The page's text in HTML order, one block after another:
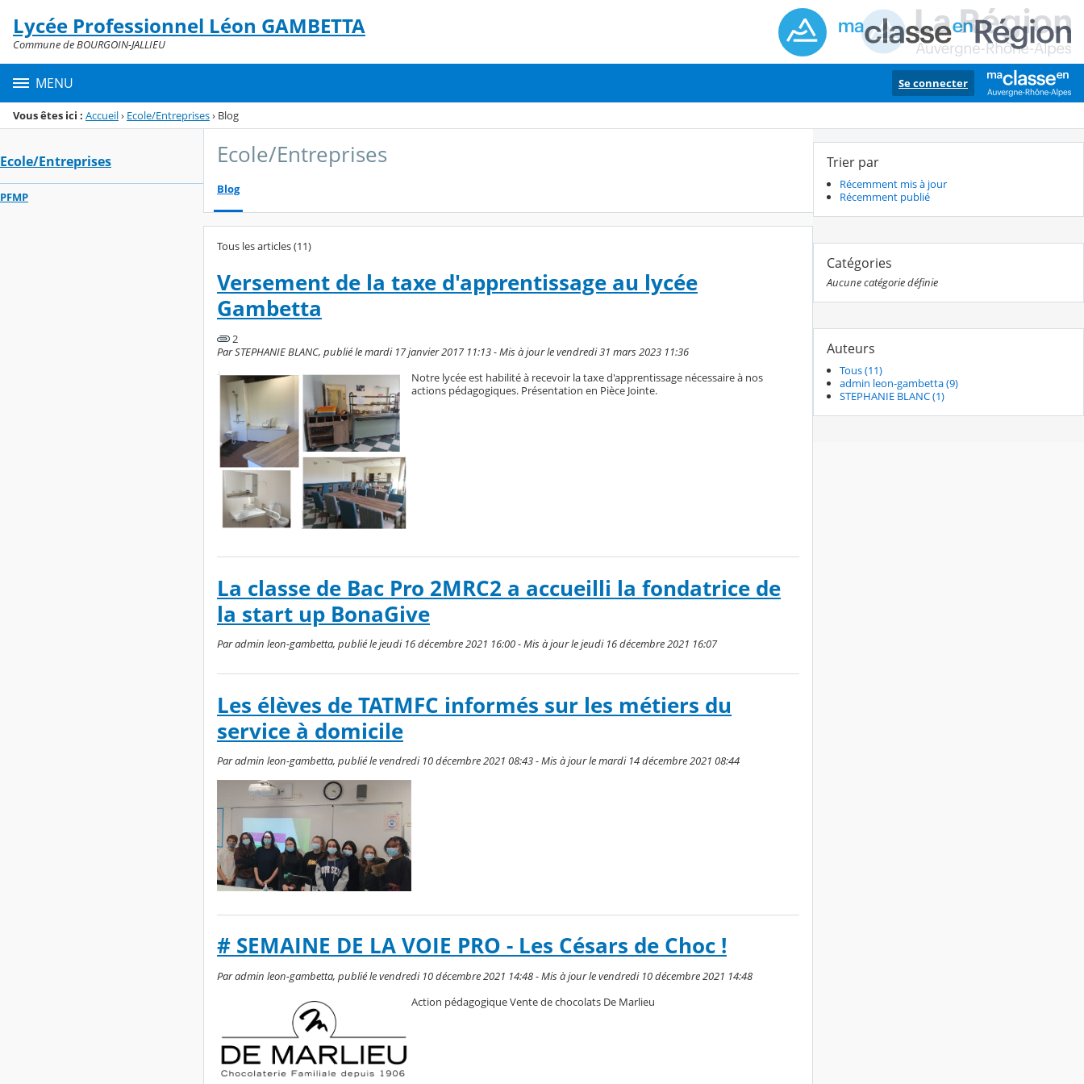
Menu de la rubrique
Contenu
Lycée Professionnel Léon GAMBETTA
Commune de BOURGOIN-JALLIEU
MENU Se connecter
Vous êtes ici : Accueil› Ecole/Entreprises› Blog
Ecole/Entreprises
PFMP
Ecole/Entreprises
Blog
Tous les articles (11)
Versement de la taxe d'apprentissage au lycée
Gambetta
2
Par STEPHANIE BLANC, publié le mardi 17 janvier 2017 11:13 - Mis à jour le vendredi 31 mars 2023 11:36
Notre lycée est habilité à recevoir la taxe d'apprentissage nécessaire à nos
actions pédagogiques. Présentation en Pièce Jointe.
La classe de Bac Pro 2MRC2 a accueilli la fondatrice de
la start up BonaGive
Par admin leon-gambetta, publié le jeudi 16 décembre 2021 16:00 - Mis à jour le jeudi 16 décembre 2021 16:07
Les élèves de TATMFC informés sur les métiers du
service à domicile
Par admin leon-gambetta, publié le vendredi 10 décembre 2021 08:43 - Mis à jour le mardi 14 décembre 2021 08:44
# SEMAINE DE LA VOIE PRO - Les Césars de Choc !
Par admin leon-gambetta, publié le vendredi 10 décembre 2021 14:48 - Mis à jour le vendredi 10 décembre 2021 14:48
Action pédagogique Vente de chocolats De Marlieu
Trier par
Récemment mis à jour
Récemment publié
Catégories
Aucune catégorie définie
Auteurs
Tous (11)
admin leon-gambetta (9)
STEPHANIE BLANC (1)